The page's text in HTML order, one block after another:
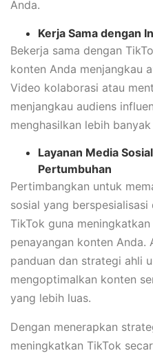
Anda.
Kerja Sama dengan
Bekerja sama dengan
konten Anda menjangkau
Video kolaborasi atau
menjangkau audiens
menghasilkan lebih
Layanan Media
Pertumbuhan
Pertimbangkan untuk
sosial yang
TikTok guna
penayangan konten Anda.
panduan dan strategi ahli
mengoptimalkan konten
yang lebih luas.
Dengan menerapkan
meningkatkan TikTok